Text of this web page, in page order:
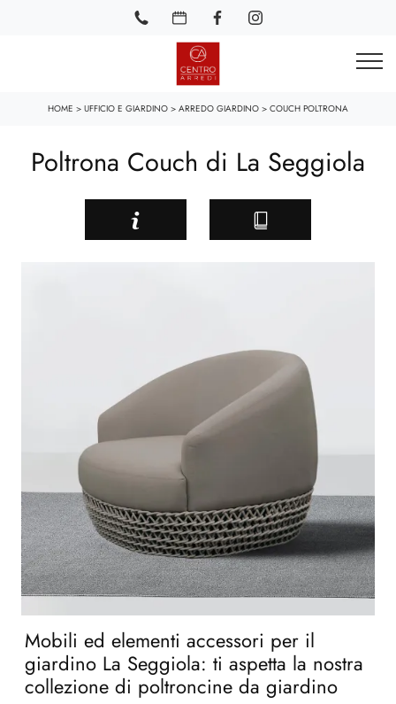
HOME > UFFICIO E GIARDINO > ARREDO GIARDINO > COUCH POLTRONA
Poltrona Couch di La Seggiola
Mobili ed elementi accessori per il
giardino La Seggiola: ti aspetta la nostra
collezione di poltroncine da giardino